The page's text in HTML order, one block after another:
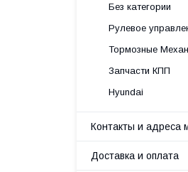
Без категории
Рулевое
Тормозные
Запчасти КПП
Hyundai
Контакты и адреса
Доставка и оплата